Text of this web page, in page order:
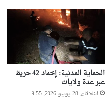
الحماية المدنية: إخماد 42 حريقا
عبر عدة ولايات
الثلاثاء, 28 يوليو 2026, 9:55